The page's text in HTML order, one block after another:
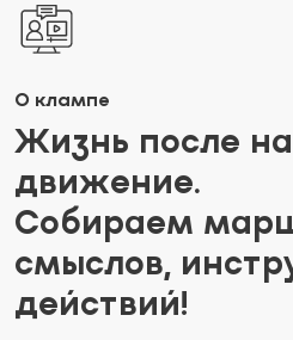
О клампе
Жизнь после
движение.
Собираем
смыслов,
действий!